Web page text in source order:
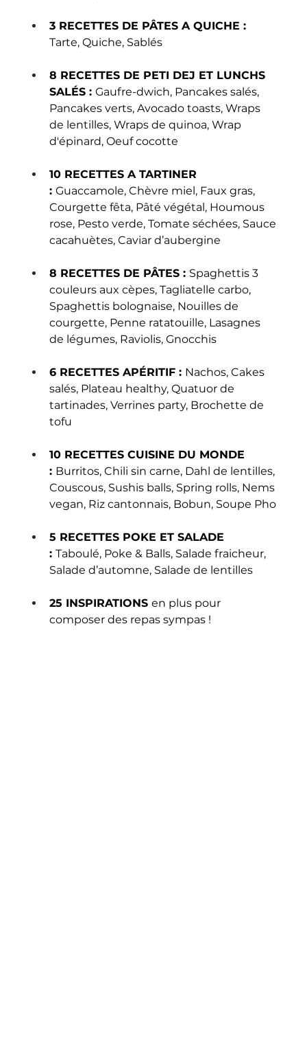
3 RECETTES DE PÂTES A QUICHE :
Tarte, Quiche, Sablés
8 RECETTES DE PETI DEJ ET LUNCHS
SALÉS : Gaufre-dwich, Pancakes salés,
Pancakes verts, Avocado toasts, Wraps
de lentilles, Wraps de quinoa, Wrap
d'épinard, Oeuf cocotte
10 RECETTES A TARTINER
: Guaccamole, Chèvre miel, Faux gras,
Courgette fêta, Pâté végétal, Houmous
rose, Pesto verde, Tomate séchées, Sauce
cacahuètes, Caviar d’aubergine
8 RECETTES DE PÂTES : Spaghettis 3
couleurs aux cèpes, Tagliatelle carbo,
Spaghettis bolognaise, Nouilles de
courgette, Penne ratatouille, Lasagnes
de légumes, Raviolis, Gnocchis
6 RECETTES APÉRITIF : Nachos, Cakes
salés, Plateau healthy, Quatuor de
tartinades, Verrines party, Brochette de
tofu
10 RECETTES CUISINE DU MONDE
: Burritos, Chili sin carne, Dahl de lentilles,
Couscous, Sushis balls, Spring rolls, Nems
vegan, Riz cantonnais, Bobun, Soupe Pho
5 RECETTES POKE ET SALADE
: Taboulé, Poke & Balls, Salade fraicheur,
Salade d’automne, Salade de lentilles
25 INSPIRATIONS en plus pour
composer des repas sympas !